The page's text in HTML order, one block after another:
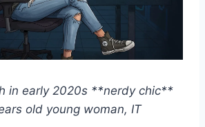
in early 2020s **nerdy chic**
old young woman, IT